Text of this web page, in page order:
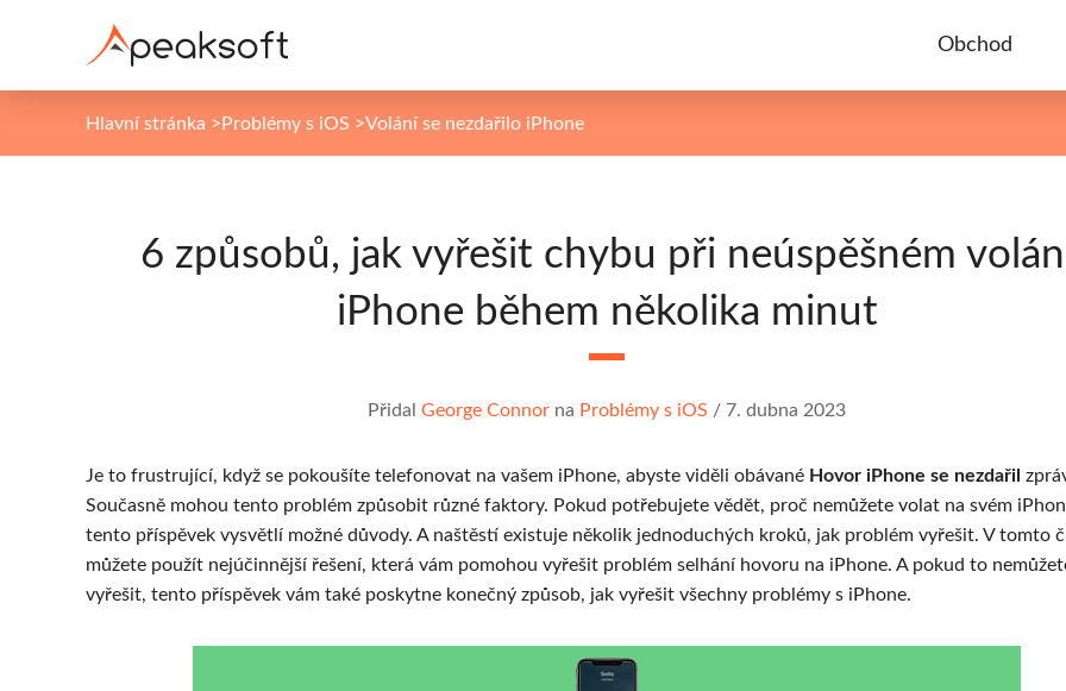
Obchod
Hlavní stránka >Problémy s iOS >Volání se nezdařilo iPhone
6 způsobů, jak vyřešit chybu při neúspěšném
iPhone během několika minut
Přidal George Connor na Problémy s iOS / 7. dubna 2023
Je to frustrující, když se pokoušíte telefonovat na vašem iPhone, abyste viděli obávané Hovor iPhone se nezdařil
Současně mohou tento problém způsobit různé faktory. Pokud potřebujete vědět, proč nemůžete volat na svém
tento příspěvek vysvětlí možné důvody. A naštěstí existuje několik jednoduchých kroků, jak problém vyřešit. V tomto
můžete použít nejúčinnější řešení, která vám pomohou vyřešit problém selhání hovoru na iPhone. A pokud to
vyřešit, tento příspěvek vám také poskytne konečný způsob, jak vyřešit všechny problémy s iPhone.